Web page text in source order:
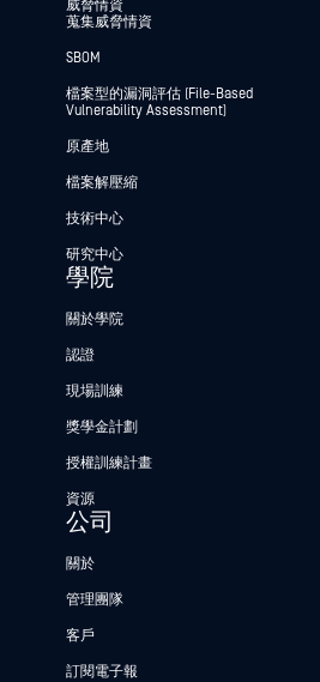
威脅情資
蒐集威脅情資
SBOM
檔案型的漏洞評估 (File-Based
Vulnerability Assessment)
原產地
檔案解壓縮
技術中心
研究中心
學院
關於學院
認證
現場訓練
獎學金計劃
授權訓練計畫
資源
公司
關於
管理團隊
客戶
訂閱電子報